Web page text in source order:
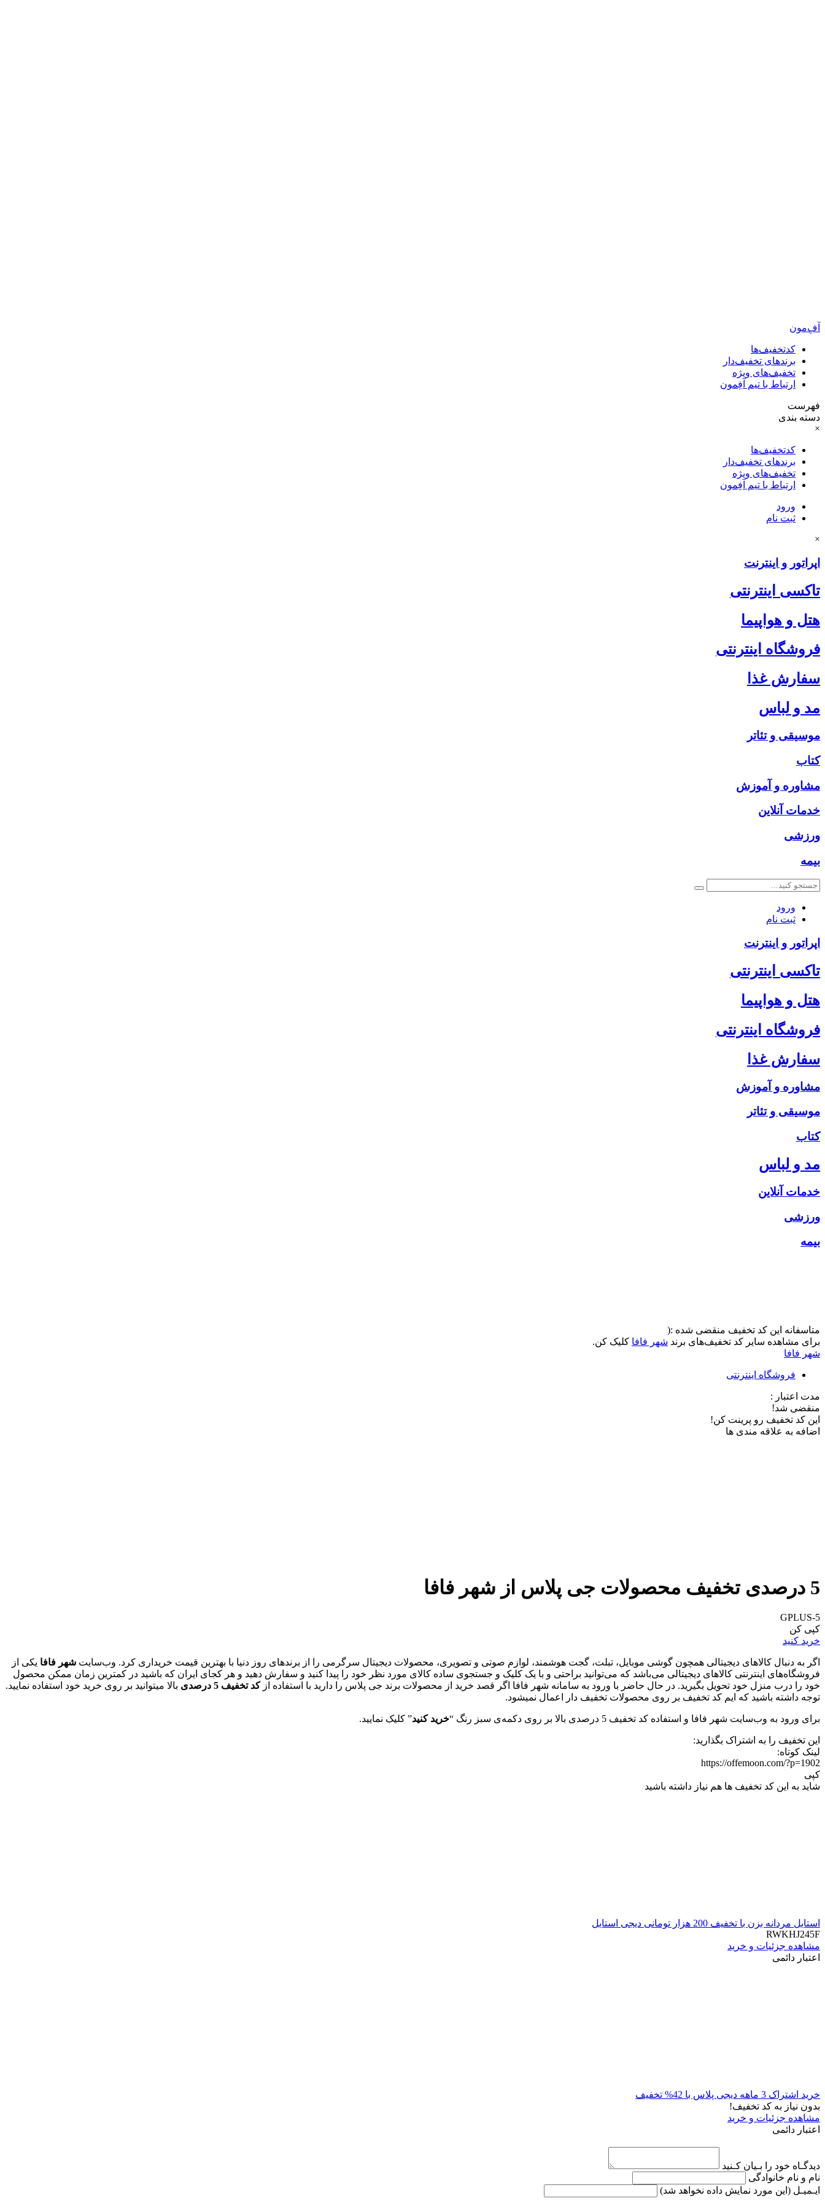
آفِ‌مون
کدتخفیف‌ها
برندهای تخفیف‌دار
تخفیف‌های ویژه
ارتباط با تیم آفِمون
فهرست
دسته بندی
×
کدتخفیف‌ها
برندهای تخفیف‌دار
تخفیف‌های ویژه
ارتباط با تیم آفِمون
ورود
ثبت نام
×
اپراتور و اینترنت
تاکسی اینترنتی
هتل و هواپیما
فروشگاه اینترنتی
سفارش غذا
مد و لباس
موسیقی و تئاتر
کتاب
مشاوره و آموزش
خدمات آنلاین
ورزشی
بیمه
ورود
ثبت نام
اپراتور و اینترنت
تاکسی اینترنتی
هتل و هواپیما
فروشگاه اینترنتی
سفارش غذا
مشاوره و آموزش
موسیقی و تئاتر
کتاب
مد و لباس
خدمات آنلاین
ورزشی
بیمه
متاسفانه این کد تخفیف منقضی شده :(
برای مشاهده سایر کد تخفیف‌های برند شهر فافا کلیک کن.
شهر فافا
فروشگاه اینترنتی
مدت اعتبار :
منقضی شد!
این کد تخفیف رو پرینت کن!
اضافه به علاقه مندی ها
5 درصدی تخفیف محصولات جی پلاس از شهر فافا
GPLUS-5
کپی کن
خرید کنید
اگر به دنبال کالاهای دیجیتالی همچون گوشی موبایل، تبلت، گجت هوشمند، لوازم صوتی و تصویری، محصولات دیجیتال سرگرمی را از برندهای روز دنیا با بهترین قیمت خریداری کرد. وب‌سایت شهر فافا یکی از
فروشگاه‌های اینترنتی کالاهای دیجیتالی می‌باشد که می‌توانید براحتی و با یک کلیک و جستجوی ساده کالای مورد نظر خود را پیدا کنید و سفارش دهید و هر کجای ایران که باشید در کمترین زمان ممکن محصول
خود را درب منزل خود تحویل بگیرید. در حال حاضر با ورود به سامانه شهر فافا اگر قصد خرید از محصولات برند جی پلاس را دارید با استفاده ازکد تخفیف 5 درصدی
بالا میتوانید بر روی خرید خود استفاده نمایید.
توجه داشته باشید که ایم کد تخفیف بر روی محصولات تخفیف دار اعمال نمیشود.
برای ورود به وب‌سایت شهر فافا و استفاده کد تخفیف 5 درصدی بالا بر روی دکمه‌ی سبز رنگ “ خریدکنید” کلیک نمایید.
این تخفیف را به اشتراک بگذارید:
لینک کوتاه:
https://offemoon.com/?p=1902
کپی
شاید به این کد تخفیف ها هم نیاز داشته باشید
استایل مردانه بزن با تخفیف 200 هزار تومانی دیجی استایل
RWKHJ245F
مشاهده جزئیات و خرید
اعتبار دائمی
خرید اشتراک 3 ماهه دیجی پلاس با 42% تخفیف
بدون نیاز به کد تخفیف!
مشاهده جزئیات و خرید
اعتبار دائمی
دیدگـاه خود را بـیان کـنید
نام و نام خانوادگی
ایـمیـل (این مورد نمایش داده نخواهد شد)